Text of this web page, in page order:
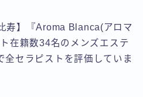
寿】『Aroma Blanca(アロマ
在籍数34名のメンズエステ
全セラピストを評価していま